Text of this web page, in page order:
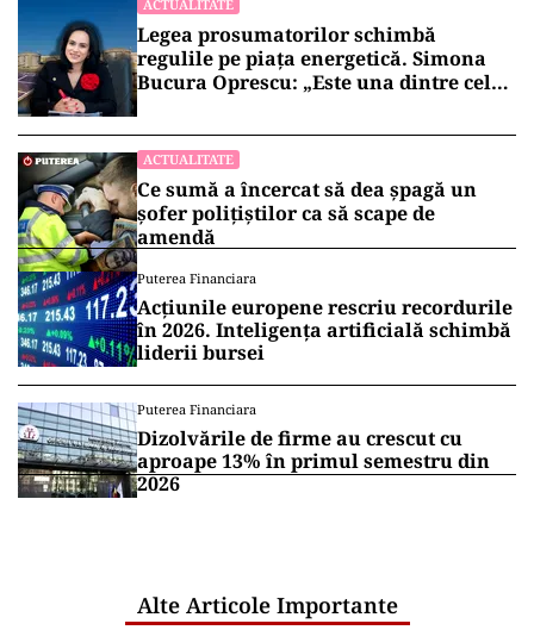
ACTUALITATE
Legea prosumatorilor schimbă
regulile pe piața energetică. Simona
Bucura Oprescu: „Este una dintre cele
ACTUALITATE
Ce sumă a încercat să dea șpagă un
șofer polițiștilor ca să scape de
amendă
Puterea Financiara
Acțiunile europene rescriu recordurile
în 2026. Inteligența artificială schimbă
liderii bursei
Puterea Financiara
Dizolvările de firme au crescut cu
aproape 13% în primul semestru din
2026
Alte Articole Importante